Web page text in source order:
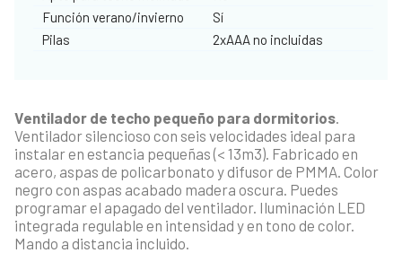
Función verano/invierno
Sí
Pilas
2xAAA no incluidas
Ventilador de techo pequeño para dormitorios
Ventilador silencioso con seis velocidades ideal para
instalar en estancia pequeñas (< 13m3). Fabricado en
acero, aspas de policarbonato y difusor de PMMA. Color
negro con aspas acabado madera oscura. Puedes
programar el apagado del ventilador. Iluminación LED
integrada regulable en intensidad y en tono de color.
Mando a distancia incluido.